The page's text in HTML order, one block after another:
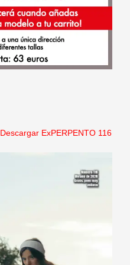
Descargar ExPERPENTO 116